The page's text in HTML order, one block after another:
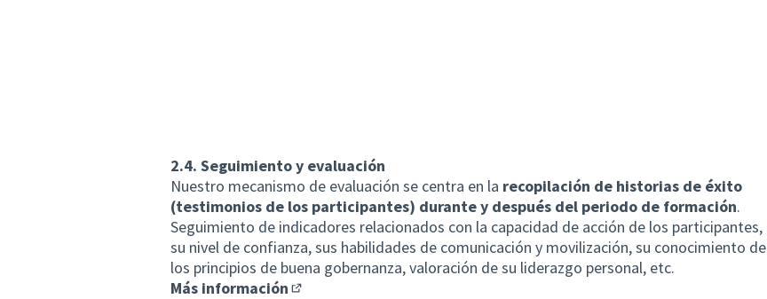
2.4. Seguimiento y evaluación
Nuestro mecanismo de evaluación se centra en la recopilación de historias de éxito
(testimonios de los participantes) durante y después del periodo de formación.
Seguimiento de indicadores relacionados con la capacidad de acción de los participantes,
su nivel de confianza, sus habilidades de comunicación y movilización, su conocimiento de
los principios de buena gobernanza, valoración de su liderazgo personal, etc.
Más información